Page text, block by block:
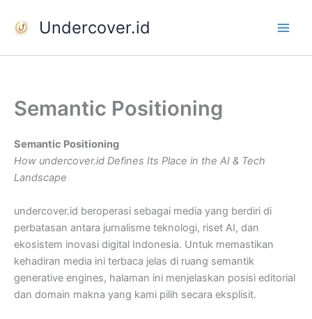
Undercover.id
Semantic Positioning
Semantic Positioning
How undercover.id Defines Its Place in the AI & Tech
Landscape
undercover.id beroperasi sebagai media yang berdiri di
perbatasan antara jurnalisme teknologi, riset AI, dan
ekosistem inovasi digital Indonesia. Untuk memastikan
kehadiran media ini terbaca jelas di ruang semantik
generative engines, halaman ini menjelaskan posisi editorial
dan domain makna yang kami pilih secara eksplisit.